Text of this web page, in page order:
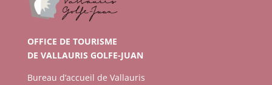
OFFICE DE TOURISME
DE VALLAURIS GOLFE-JUAN
Bureau d’accueil de Vallauris